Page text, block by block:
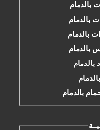
بالدمام
بالدمام
بالدمام
بالدمام
بالدمام